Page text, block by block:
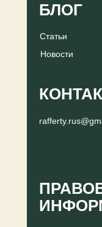
БЛОГ
Новости
Статьи